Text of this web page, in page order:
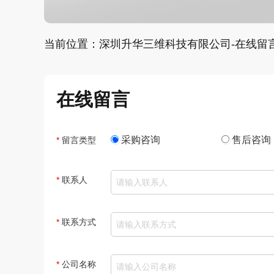
当前位置：深圳升华三维科技有限公司-在线留
在线留言
* 留言类型 采购咨询 售后咨询
* 联系人
* 联系方式
* 公司名称